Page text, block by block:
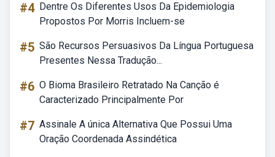
#4 Dentre Os Diferentes Usos Da Epidemiologia
Propostos Por Morris Incluem-se
#5 São Recursos Persuasivos Da Língua Portuguesa
Presentes Nessa Tradução...
#6 O Bioma Brasileiro Retratado Na Canção é
Caracterizado Principalmente Por
#7 Assinale A única Alternativa Que Possui Uma
Oração Coordenada Assindética